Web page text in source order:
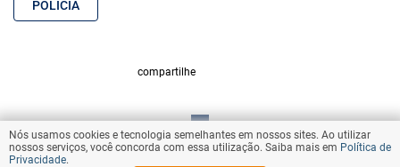
POLICIA
compartilhe
VOLTAR AO TOPO
Nós usamos cookies e tecnologia semelhantes em nossos sites. Ao utilizar
nossos serviços, você concorda com essa utilização. Saiba mais em Política de
Privacidade.